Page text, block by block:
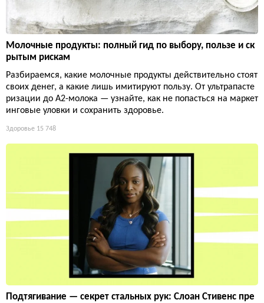
Молочные продукты: полный гид по выбору, пользе и ск
рытым рискам
Разбираемся, какие молочные продукты действительно стоят
своих денег, а какие лишь имитируют пользу. От ультрапасте
ризации до А2-молока — узнайте, как не попасться на маркет
инговые уловки и сохранить здоровье.
Здоровье 15 748
Подтягивание — секрет стальных рук: Слоан Стивенс пре